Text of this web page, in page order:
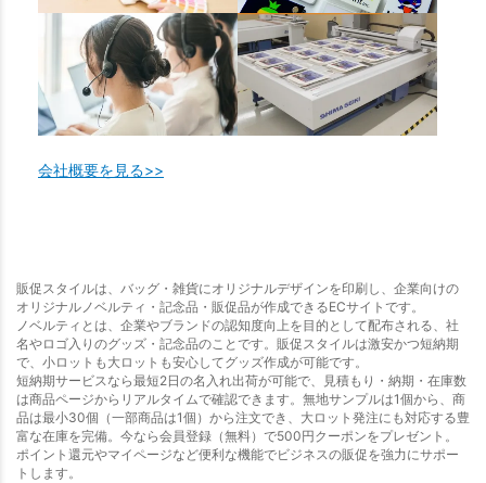
会社概要を見る>>
販促スタイルは、バッグ・雑貨にオリジナルデザインを印刷し、企業向けの
オリジナルノベルティ・記念品・販促品が作成できるECサイトです。
ノベルティとは、企業やブランドの認知度向上を目的として配布される、社
名やロゴ入りのグッズ・記念品のことです。販促スタイルは激安かつ短納期
で、小ロットも大ロットも安心してグッズ作成が可能です。
短納期サービスなら最短2日の名入れ出荷が可能で、見積もり・納期・在庫数
は商品ページからリアルタイムで確認できます。無地サンプルは1個から、商
品は最小30個（一部商品は1個）から注文でき、大ロット発注にも対応する豊
富な在庫を完備。今なら会員登録（無料）で500円クーポンをプレゼント。
ポイント還元やマイページなど便利な機能でビジネスの販促を強力にサポー
トします。